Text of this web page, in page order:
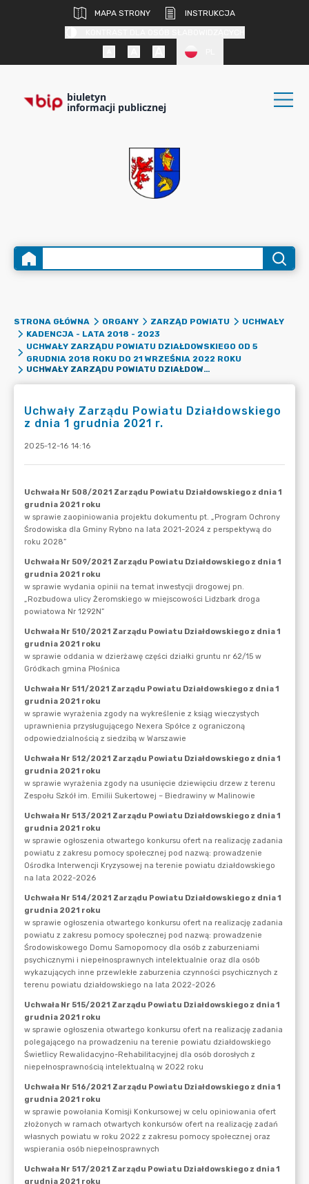
MAPA STRONY
INSTRUKCJA
biuletyn
informacji publicznej
STRONA GŁÓWNA ORGANY ZARZĄD POWIATU
UCHWAŁY
KADENCJA - LATA 2018 - 2023
UCHWAŁY ZARZĄDU POWIATU DZIAŁDOWSKIEGO OD 5
GRUDNIA 2018 ROKU DO 21 WRZEŚNIA 2022 ROKU
UCHWAŁY ZARZĄDU POWIATU DZIAŁDOWSKIEGO Z DNIA 1 GRUDNIA 2021 R.
Uchwały Zarządu Powiatu Działdowskiego
z dnia 1 grudnia 2021 r.
2025-12-16 14:16